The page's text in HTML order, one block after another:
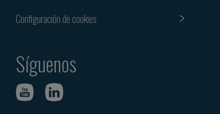
Configuración de cookies
Síguenos